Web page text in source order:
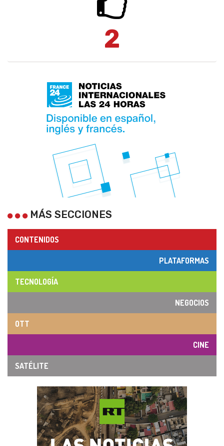
2
MÁS SECCIONES
CONTENIDOS
PLATAFORMAS
TECNOLOGÍA
NEGOCIOS
OTT
CINE
SATÉLITE